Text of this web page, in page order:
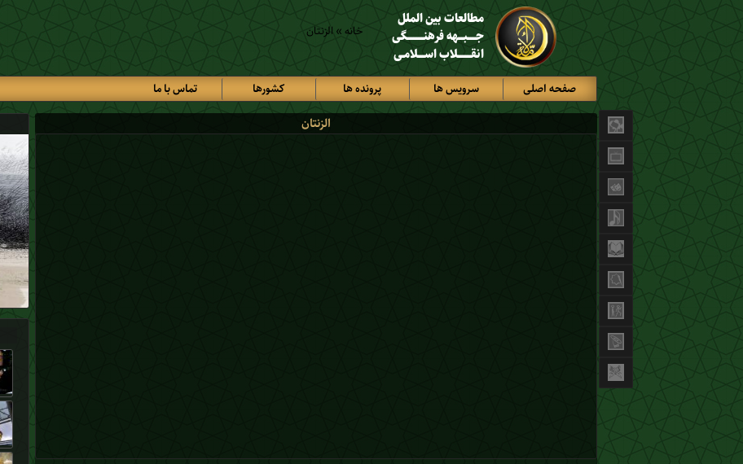
مطالعات بین الملل
جـــــبـــهه فرهنــــــــــگی
انقــــــــلاب اســــلامـی
خانه» الزنتان
صفحه اصلی سرویس ها پرونده ها کشورها تماس با ما
الزنتان